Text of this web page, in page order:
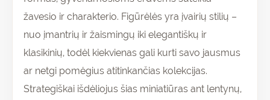
žavesio ir charakterio. Figūrėlės yra įvairių stilių –
nuo įmantrių ir žaismingų iki elegantiškų ir
klasikinių, todėl kiekvienas gali kurti savo jausmus
ar netgi pomėgius atitinkančias kolekcijas.
Strategiškai išdėliojus šias miniatiūras ant lentynų,